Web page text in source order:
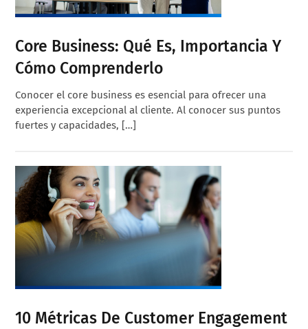
Core Business: Qué Es, Importancia Y
Cómo Comprenderlo
Conocer el core business es esencial para ofrecer una
experiencia excepcional al cliente. Al conocer sus puntos
fuertes y capacidades, […]
10 Métricas De Customer Engagement